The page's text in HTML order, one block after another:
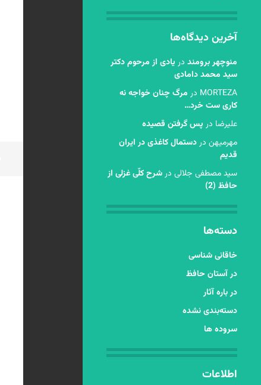
آخرین دیدگاه‌ها
منوچهر برومند در یادی از مرحوم دکتر
سید محمد دامادی
MORTEZA در مرگ چنان خواجه نه
کاری ست خرد…
عليرضا در پس گرفتن قصیده
مهرمیهن دردستمال کاغذی در ایران
قدیم
سید مصطفی جلالی درشرح کلّی غزلی از
حافظ (2)
دسته‌ها
خاقانی شناسی
در آستان حافظ
در باره آثار
دسته‌بندی نشده
سروده ها
اطلاعات